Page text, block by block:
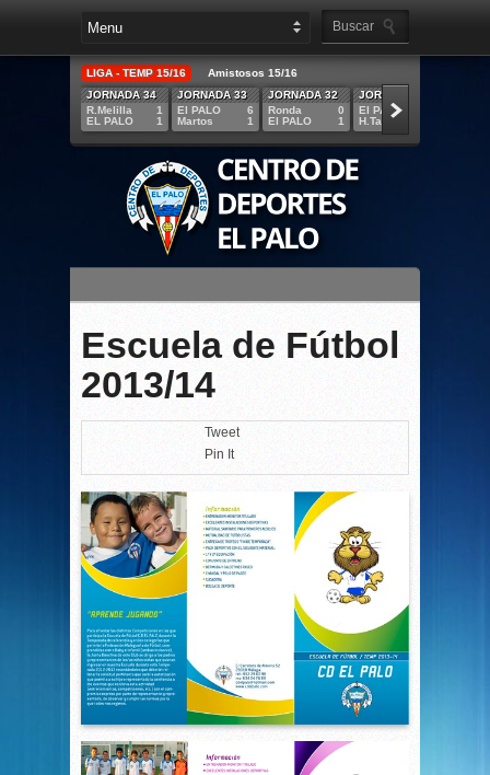
LIGA - TEMP 15/16
Amistosos 15/16
JORNADA 34
R.Melilla
EL PALO
1
1
JORNADA 33
El PALO
Martos
6
1
JORNADA 32
Ronda
El PALO
0
1
JORNADA 31
El PALO
H.Tajar
Escuela de Fútbol
2013/14
Tweet
Pin It